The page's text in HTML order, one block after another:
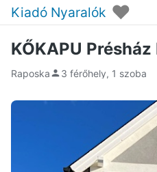
Kiadó Nyaralók ♥
KŐKAPU Présház
Raposka 3 férőhely, 1 szoba